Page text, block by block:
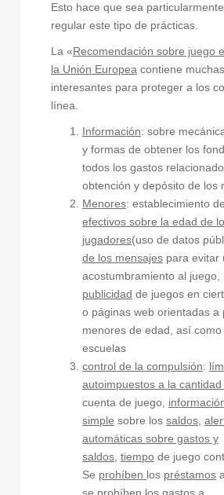
Esto hace que sea
regular este tipo de prácticas.
La «Recomendación sobre juego
la Unión Europea contiene
interesantes para proteger a los
línea.
Información: sobre
y formas de obtener los
todos los gastos
obtención y depósito de los
Menores: establecimiento de
efectivos sobre la edad de
jugadores(uso de datos
de los mensajes para evitar
acostumbramiento al juego,
publicidad de juegos en
o páginas web orientadas a
menores de edad, así como
escuelas
control de la compulsión:
autoimpuestos a la
cuenta de juego,
simple sobre los saldos
automáticas sobre gastos y
saldos tiempo de juego
Se prohíben los préstamos